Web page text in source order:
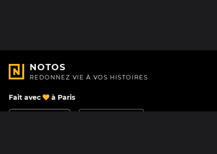
NOTOS
REDONNEZ VIE À VOS HISTOIRES
Fait avec à Paris